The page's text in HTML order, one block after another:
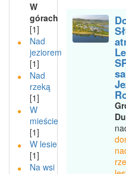
W
górach
[1]
Nad
jeziorem
[1]
Nad
rzeką
[1]
W
mieście
[1]
W lesie
[1]
Na wsi